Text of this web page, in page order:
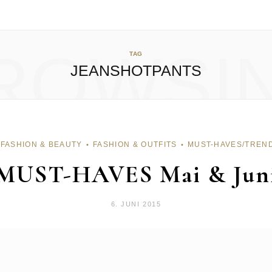
TAG
JEANSHOTPANTS
FASHION & BEAUTY FASHION & OUTFITS MUST-HAVES/
HAVES Mai &
6. JUNI 2015